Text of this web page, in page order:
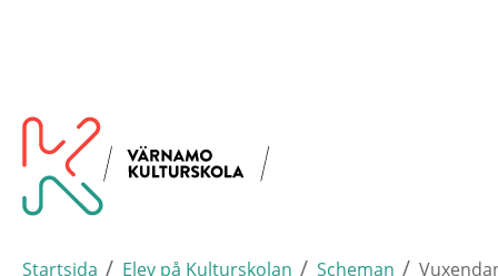
huvudinnehållet
Till startsidan
Startsida / Elev på Kulturskolan / Scheman /